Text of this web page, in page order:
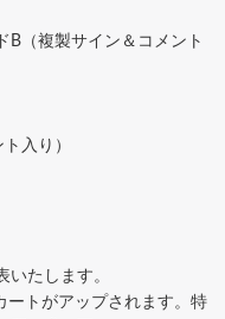
B（複製サイン＆コメント
入り）
たします。
ートがアップされます。特